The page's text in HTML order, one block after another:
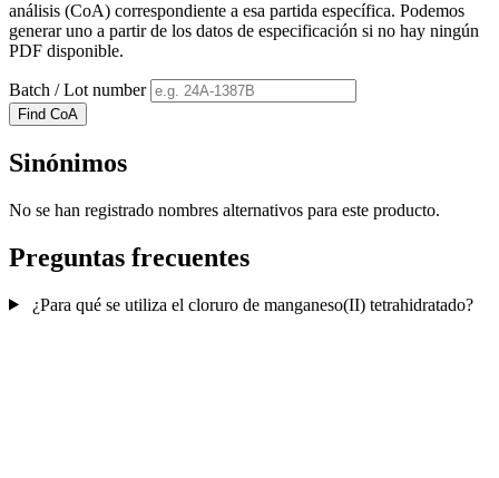
análisis (CoA) correspondiente a esa partida específica. Podemos
generar uno a partir de los datos de especificación si no hay ningún
PDF disponible.
Batch / Lot number
Find CoA
Sinónimos
No se han registrado nombres alternativos para este producto.
Preguntas frecuentes
¿Para qué se utiliza el cloruro de manganeso(II) tetrahidratado?